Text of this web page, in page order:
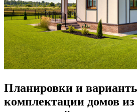
Планировки и
комплектации домов